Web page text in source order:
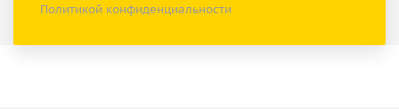
Политикой конфиденциальности